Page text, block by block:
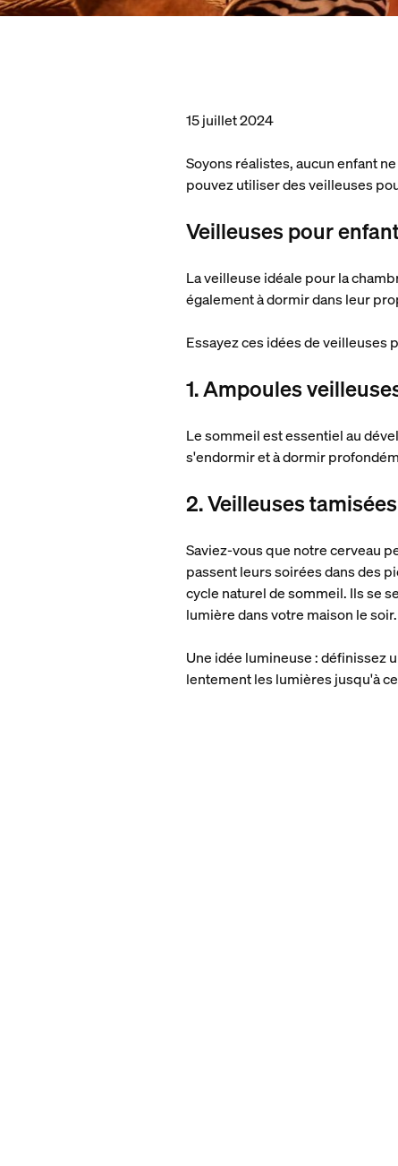
15 juillet 2024
Soyons réalistes, aucun enfant
pouvez utiliser des veilleuses
Veilleuses pour
La veilleuse idéale pour la
également à dormir dans leur
Essayez ces idées de veilleuses
1. Ampoules
Le sommeil est essentiel au
s'endormir et à dormir
2. Veilleuses tamisées
Saviez-vous que notre cerveau
passent leurs soirées dans des
cycle naturel de sommeil. Ils se
lumière dans votre maison le soir.
Une idée lumineuse : définissez
lentement les lumières jusqu'à